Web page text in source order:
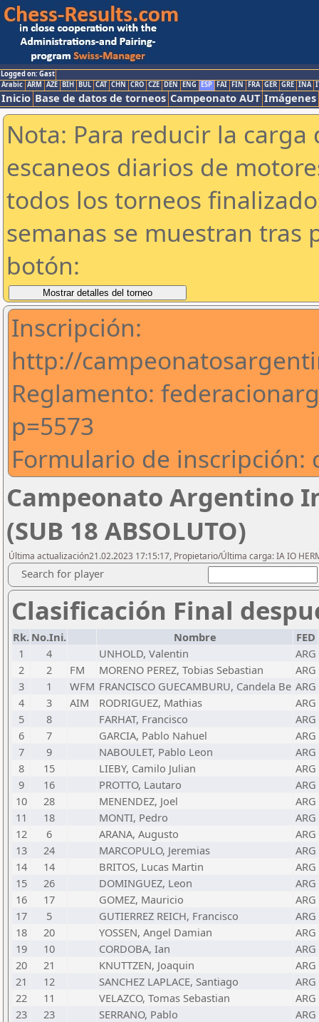
Logged on: Gast
Arabic ARM AZE BIH BUL CAT CHN CRO CZE DEN ENG ESP FAI FIN FRA GER GRE INA
Inicio Base de datos de torneos Campeonato AUT Imágenes
Nota: Para reducir la
escaneos diarios de
todos los torneos
semanas se muestran tras
botón:
Inscripción:
http://
Reglamento:
p=5573
Formulario de inscripción:
Campeonato Argentino
(SUB 18 ABSOLUTO)
Última actualización21.02.2023 17:15:17, Propietario/Última carga: IA IO
Search for player
Clasificación Final
Rk. No.Ini. Nombre
FED
1
4 UNHOLD, Valentin
ARG
2
2 FM MORENO PEREZ, Tobias Sebastian
ARG
3
1 WFM FRANCISCO GUECAMBURU, Candela Be ARG
4
3 AIM RODRIGUEZ, Mathias
ARG
5
8 FARHAT, Francisco
ARG
6
7 GARCIA, Pablo Nahuel
ARG
7
9 NABOULET, Pablo Leon
ARG
8
15 LIEBY, Camilo Julian
ARG
9
16 PROTTO, Lautaro
ARG
10
28 MENENDEZ, Joel
ARG
11
18 MONTI, Pedro
ARG
12
6 ARANA, Augusto
ARG
13
24 MARCOPULO, Jeremias
ARG
14
14 BRITOS, Lucas Martin
ARG
15
26 DOMINGUEZ, Leon
ARG
16
17 GOMEZ, Mauricio
ARG
17
5 GUTIERREZ REICH, Francisco
ARG
18
20 YOSSEN, Angel Damian
ARG
19
10 CORDOBA, Ian
ARG
20
21 KNUTTZEN, Joaquin
ARG
21
12 SANCHEZ LAPLACE, Santiago
ARG
22
11 VELAZCO, Tomas Sebastian
ARG
23
23 SERRANO, Pablo
ARG